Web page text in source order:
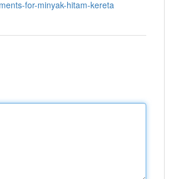
for-minyak-hitam-kereta